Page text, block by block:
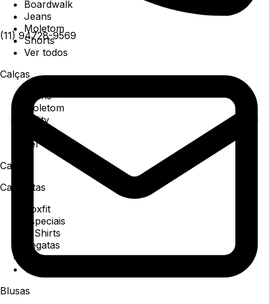
(11) 94728-9569
Boardwalk
Jeans
Moletom
Shorts
Ver todos
Calças
Jeans
Moletom
Utility
Ver todos
Camisa
Camisetas
Boxfit
Especiais
T-Shirts
Regatas
Polo
Ver todos
Blusas